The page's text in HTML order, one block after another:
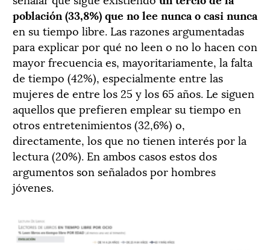
población (33,8%) que no lee nunca o casi nunca
en su tiempo libre. Las razones argumentadas
para explicar por qué no leen o no lo hacen con
mayor frecuencia es, mayoritariamente, la falta
de tiempo (42%), especialmente entre las
mujeres de entre los 25 y los 65 años. Le siguen
aquellos que prefieren emplear su tiempo en
otros entretenimientos (32,6%) o,
directamente, los que no tienen interés por la
lectura (20%). En ambos casos estos dos
argumentos son señalados por hombres
jóvenes.